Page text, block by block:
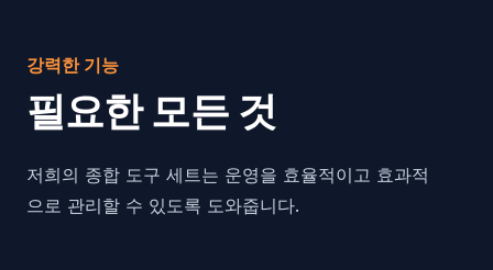
강력한 기능
필요한 모든 것
저희의 종합 도구 세트는 운영을 효율적이고 효과적
으로 관리할 수 있도록 도와줍니다.